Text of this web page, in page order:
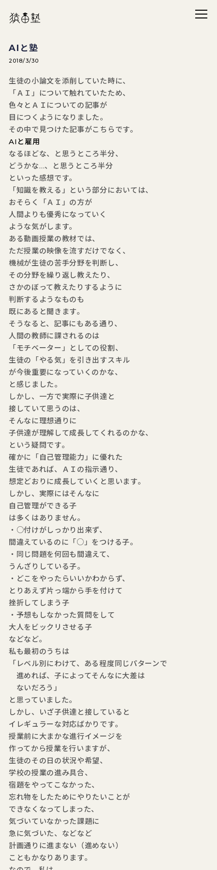
メニ
猿田塾
AIと塾
2018/3/30
生徒の小論文を添削していた時に、
「ＡＩ」について触れていたため、
色々とＡＩについての記事が
目につくようになりました。
その中で見つけた記事がこちらです。
AIと雇用
なるほどな、と思うところ半分、
どうかな…、と思うところ半分
といった感想です。
「知識を教える」という部分においては、
おそらく「ＡＩ」の方が
人間よりも優秀になっていく
ような気がします。
ある動画授業の教材では、
ただ授業の映像を流すだけでなく、
機械が生徒の苦手分野を判断し、
その分野を繰り返し教えたり、
さかのぼって教えたりするように
判断するようなものも
既にあると聞きます。
そうなると、記事にもある通り、
人間の教師に課されるのは
「モチベーター」としての役割、
生徒の「やる気」を引き出すスキル
が今後重要になっていくのかな、
と感じました。
しかし、一方で実際に子供達と
接していて思うのは、
そんなに理想通りに
子供達が理解して成長してくれるのかな、
という疑問です。
確かに「自己管理能力」に優れた
生徒であれば、ＡＩの指示通り、
想定どおりに成長していくと思います。
しかし、実際にはそんなに
自己管理ができる子
は多くはありません。
・○付けがしっかり出来ず、
間違えているのに「○」をつける子。
・同じ問題を何回も間違えて、
うんざりしている子。
・どこをやったらいいかわからず、
とりあえず片っ端から手を付けて
挫折してしまう子
・予想もしなかった質問をして
大人をビックリさせる子
などなど。
私も最初のうちは
「レベル別にわけて、ある程度同じパターンで
進めれば、子によってそんなに大差は
ないだろう」
と思っていました。
しかし、いざ子供達と接していると
イレギュラーな対応ばかりです。
授業前に大まかな進行イメージを
作ってから授業を行いますが、
生徒のその日の状況や希望、
学校の授業の進み具合、
宿題をやってこなかった、
忘れ物をしたためにやりたいことが
できなくなってしまった、
気づいていなかった課題に
急に気づいた、などなど
計画通りに進まない（進めない）
こともかなりあります。